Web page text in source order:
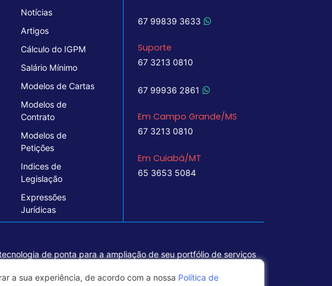
Notícias
Artigos
Cálculo do IGPM
Salário Mínimo
Modelos de Cartas
Modelos de
Contrato
Modelos de
Petições
Indices de
Legislação
Expressões
Jurídicas
67 99839 3633
Suporte
67 3213 0810
67 99936 2861
Em Campo Grande/MS
67 3213 0810
Em Cuiabá/MT
65 3653 5084
de ponta para a ampliação de seu portfólio de serviços
a sua experiência, de acordo com a nossa Política de